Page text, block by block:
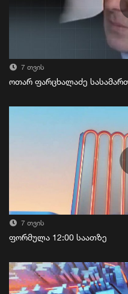
7 თვის
ოთარ ფარცხალაძე
7 თვის
ფორმულა 12:00 საათზე